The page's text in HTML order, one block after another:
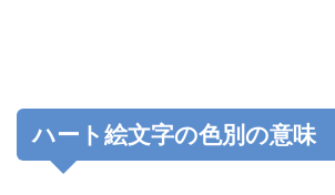
ハート絵文字の色別の意味